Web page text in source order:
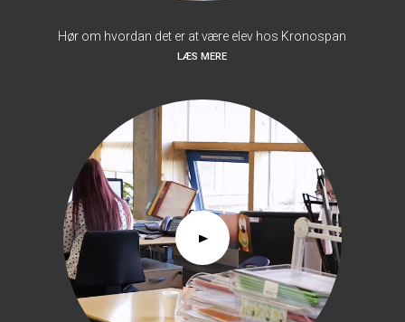
Hør om hvordan det er at være elev hos Kronospan
LÆS MERE